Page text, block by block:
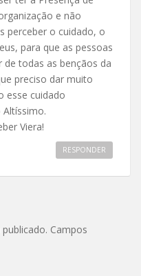
e não
perceber o cuidado, o
para que as pessoas
todas as bençãos da
preciso dar muito
esse cuidado
Viera!
RESPONDER
Campos